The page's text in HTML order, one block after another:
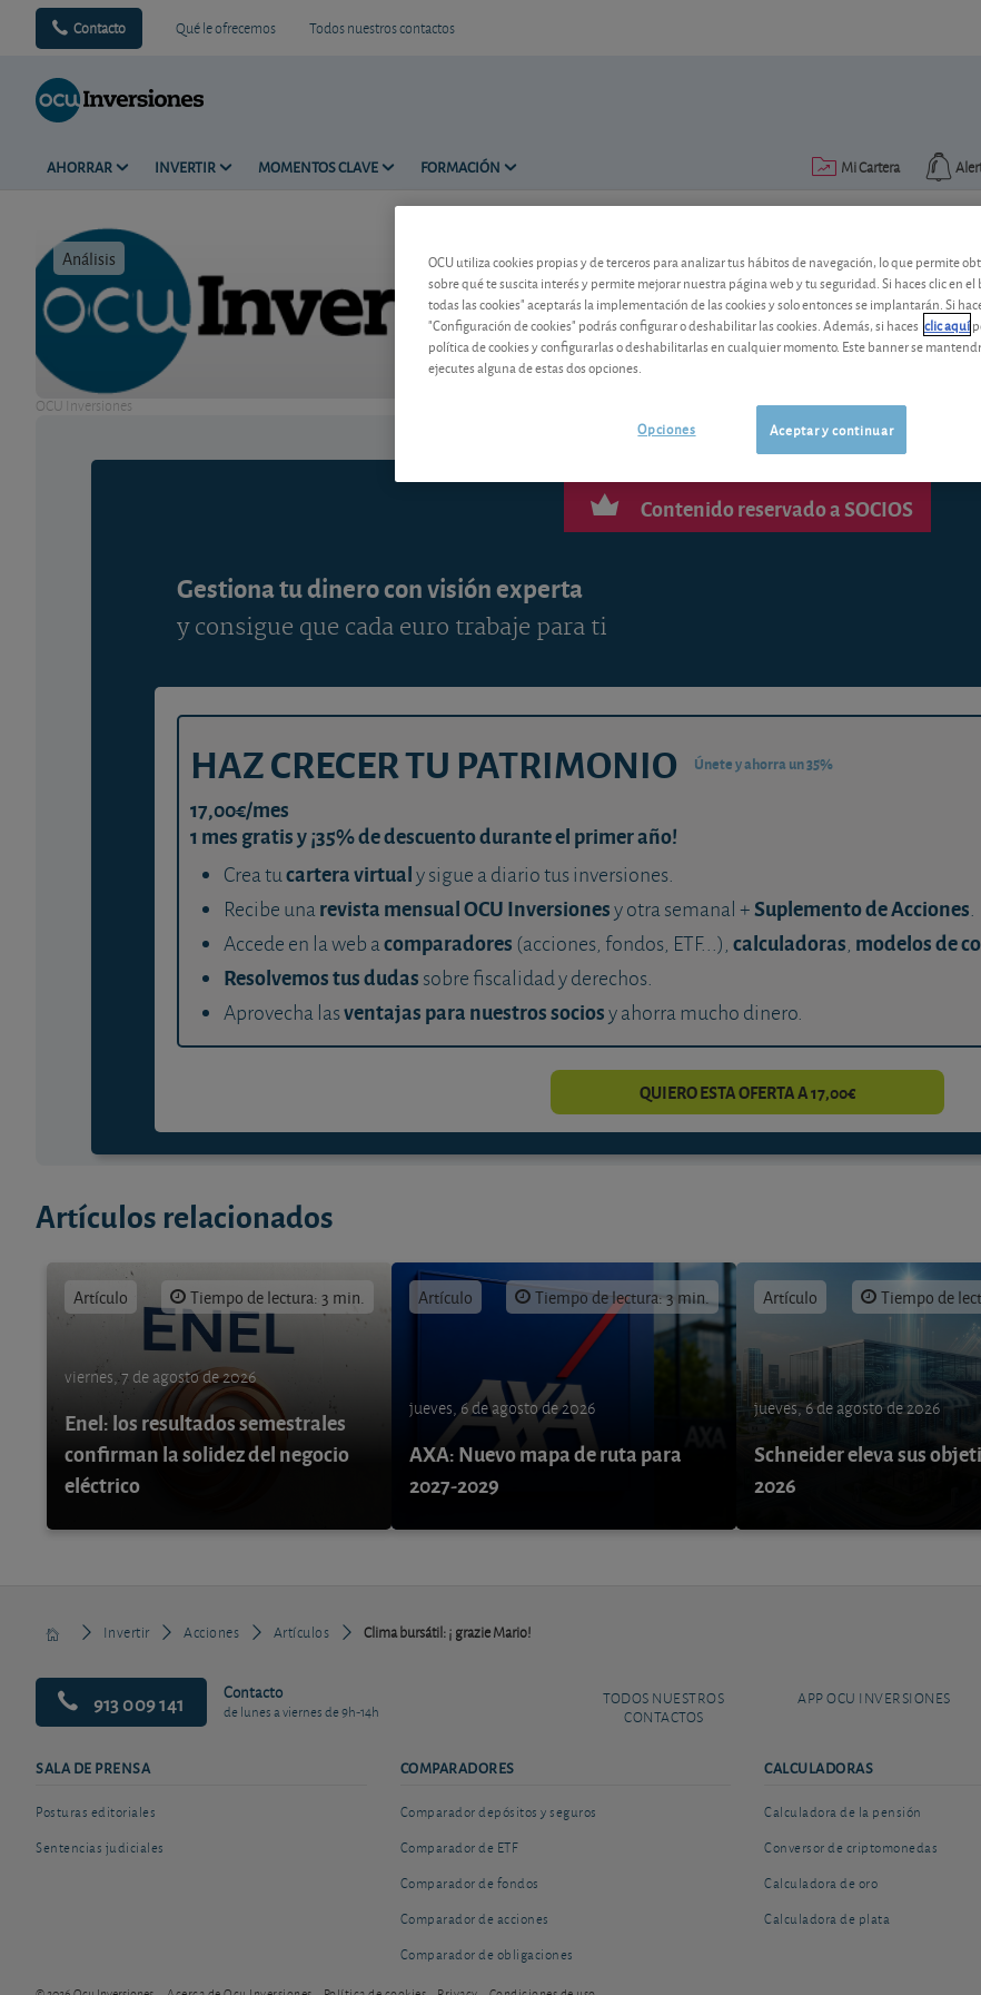
Contacto Qué le ofrecemos Todos nuestros contactos
AHORRAR INVERTIR MOMENTOS CLAVE FORMACIÓN Mi Cartera
Análisis Tiempo de lectura: 2 min.
OCU Inversiones
Clima bursátil: ¡ grazie
Las declaración del presidente del
Contenido reservado a SOCIOS
Gestiona tu dinero con visión experta
y consigue que cada euro trabaje para ti
HAZ CRECER TU PATRIMONIO Únete y ahorra un 35%
17,00€/mes
1 mes gratis y ¡35% de descuento durante el primer año!
Crea tucartera virtualy sigue a diario tus inversiones.
Recibe unarevista mensual OCU Inversionesy otra semanal +Suplemento de Acciones.
Accede en la web acomparadores (acciones, fondos, ETF...), calculadoras, modelos de
Resolvemos tus dudas sobre fiscalidad y derechos.
Aprovecha lasventajas para nuestros sociosy ahorra mucho dinero.
QUIERO ESTA OFERTA A 17,00€
Artículos relacionados
Artículo Tiempo de lectura: 3 min.
viernes, 7 de agosto de 2026
Enel: los resultados semestrales
confirman la solidez del negocio
eléctrico
Artículo Tiempo de lectura: 3 min.
jueves, 6 de agosto de 2026
AXA: Nuevo mapa de ruta para
2027-2029
Artículo Tiempo de
jueves, 6 de agosto de 2026
Schneider eleva sus
2026
Invertir Acciones Artículos Clima bursátil: ¡ grazie Mario!
913 009 141 Contacto
de lunes a viernes de 9h-14h
TODOS NUESTROS
CONTACTOS
APP OCU INVERSIONES
SALA DE PRENSA
Posturas editoriales
Sentencias judiciales
COMPARADORES
Comparador depósitos y seguros
Comparador de ETF
Comparador de fondos
Comparador de acciones
Comparador de obligaciones
CALCULADORAS
Calculadora de la pensión
Conversor de criptomonedas
Calculadora de oro
Calculadora de plata
OCU utiliza cookies propias y de terceros para analizar tus hábitos de navegación, lo que permite
sobre qué te suscita interés y permite mejorar nuestra página web y tu seguridad. Si haces clic en
todas las cookies" aceptarás la implementación de las cookies y solo entonces se implantarán. Si
"Configuración de cookies" podrás configurar o deshabilitar las cookies. Además, si haces clic aquí
política de cookies y configurarlas o deshabilitarlas en cualquier momento. Este banner se
ejecutes alguna de estas dos opciones.
Aceptar y continuar
Opciones